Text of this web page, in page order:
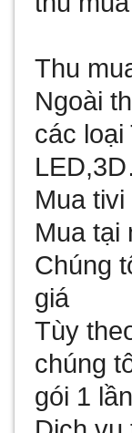
Thu
Ngoài
các loại
Mua
Mua tại
Chúng
giá
Tùy
chúng
gói 1